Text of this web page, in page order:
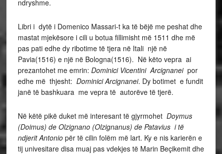
ndryshme.
Libri i dytë i Domenico Massari-t ka të bëjë me peshat dhe
mastat mjekësore i cili u botua fillimisht më 1511 dhe më
pas pati edhe dy ribotime të tjera në Itali një në
Pavia(1516) e një në Bologna(1516). Në këto vepra ai
prezantohet me emrin: Dominici Vicentini Arcignaneipor
edhe më thjesht: Dominici Arcignanei. Dy botimet e fundit
janë të bashkuara me vepra të autorëve të tjerë.
Në këtë pikë duket më interesant të gjyrmohet Doymus
(Doimus) de Olzignano (Olzignanus) de Patavius i të
ndjerit Antoniopër të cilin folëm më lart. Ky e nis karierën e
tij univesitare disa muaj pas vdekjes të Marin Beçikemit dhe